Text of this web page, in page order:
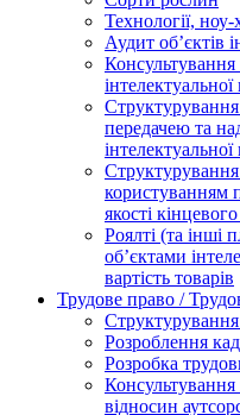
Технології, ноу-
Аудит об’єктів
Консультування
інтелектуальної
Структурування
передачею та
інтелектуальної
Структурування
користуванням
якості
Роялті (та інші
об’єктами
вартість товарів
Трудове право /
Розроблення
Розробка
відносин